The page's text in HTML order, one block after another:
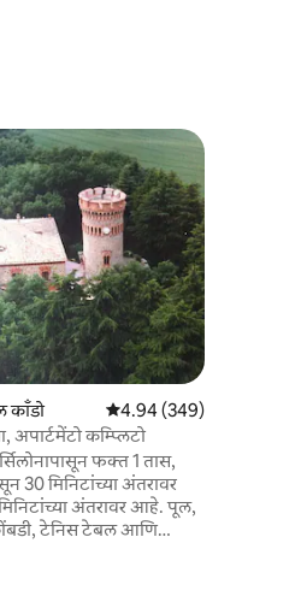
काँडो 5 पैकी 4.94 सरासरी रेटिंग,
4.94 (349)
अपार्टमेंटो कम्प्लिटो
फक्त 1 तास,
30 मिनिटांच्या अंतरावर
अंतरावर आहे. पूल,
टेनिस टेबल आणि